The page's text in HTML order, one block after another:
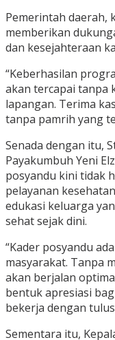
Pemerintah daerah,
memberikan
dan kesejahteraan
“Keberhasilan
akan tercapai tanpa
lapangan. Terima
tanpa pamrih yang
Senada dengan itu,
Payakumbuh Yeni
posyandu kini tidak
pelayanan
edukasi keluarga
sehat sejak dini.
“Kader posyandu
masyarakat. Tanpa
akan berjalan
bentuk apresiasi
bekerja dengan
Sementara itu,